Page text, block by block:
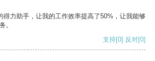
得力助手，让我的工作效率提高了50%，让我能够
。
支持[0] 反对[0]